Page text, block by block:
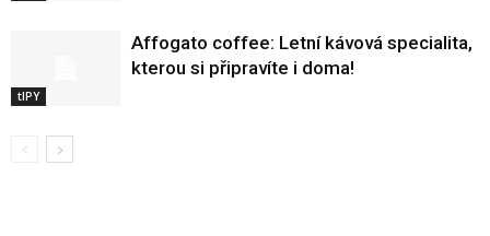
tIPY
Affogato coffee: Letní kávová specialita,
kterou si připravíte i doma!